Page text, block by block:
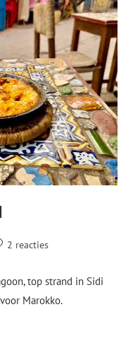
2 reacties
top strand in Sidi
Marokko.